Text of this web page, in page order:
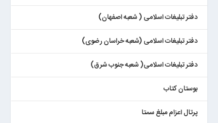
دفتر تبلیغات اسلامی ( شعبه اصفهان)
دفتر تبلیغات اسلامی (شعبه خراسان رضوی)
دفتر تبلیغات اسلامی( شعبه جنوب شرق)
بوستان کتاب
پرتال اعزام مبلغ سمتا